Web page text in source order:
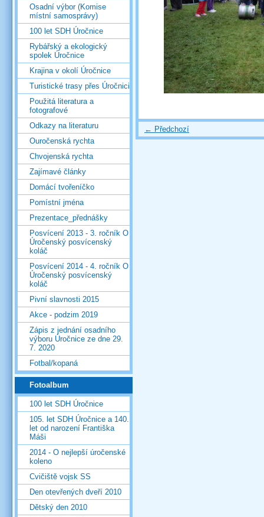
← Předchozí
Osadní výbor (Komise
místní samosprávy)
100 let SDH Úročnice
Rybářský a ekologický
spolek Úročnice
Krajina v okolí Úročnice
Turistické trasy přes Úročnici
Použitá literatura a
fotografové
Odkazy na literaturu
Ouročenská rychta
Chvojenská rychta
Zajímavé články
Domácí tvořeníčko
Pomístní jména
Prezentace_přednášky
Posvícení 2013 - 3. ročník O
Úročenský posvícenský
koláč
Posvícení 2014 - 4. ročník O
Úročenský posvícenský
koláč
Pivní slavnosti 2015
Akce - podzim 2019
Zápis z jednání osadního
výboru Úročnice ze dne 29.
7. 2020
Fotbal/kopaná
Fotoalbum
100 let SDH Úročnice
105. let SDH Úročnice a 140.
let od narození Františka
Máši
2014 - O nejlepší úročenské
koleno
Cvičiště vojsk SS
Den otevřených dveří 2010
Dětský den 2010